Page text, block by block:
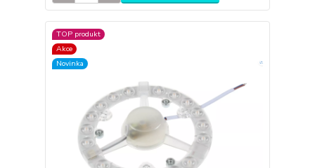
TOP produkt
Akce
Novinka